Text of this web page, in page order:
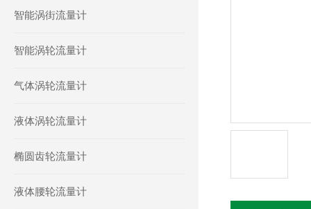
智能涡街流量计
智能涡轮流量计
气体涡轮流量计
液体涡轮流量计
椭圆齿轮流量计
液体腰轮流量计